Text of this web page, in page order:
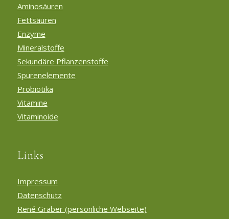
Aminosäuren
Fettsäuren
Enzyme
Mineralstoffe
Sekundäre Pflanzenstoffe
Spurenelemente
Probiotika
Vitamine
Vitaminoide
Links
Impressum
Datenschutz
René Gräber (persönliche Webseite)